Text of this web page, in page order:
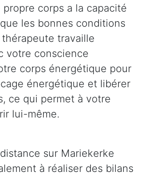
corps a la capacité
les bonnes conditions
travaille
votre conscience
corps énergétique pour
énergétique et libérer
ce qui permet à votre
lui-même.
sur Mariekerke
à réaliser des bilans